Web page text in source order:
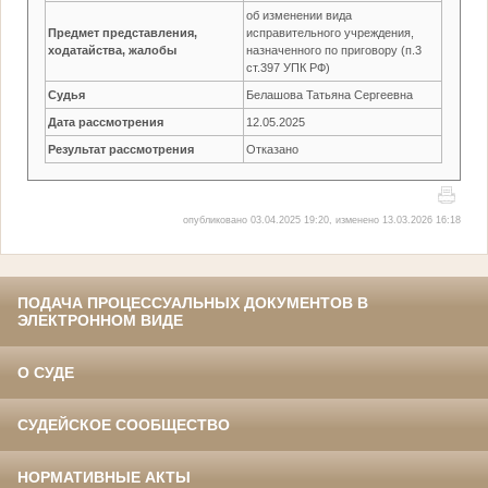
Предмет представления,
ходатайства, жалобы
об изменении вида
исправительного учреждения,
назначенного по приговору (п.3
ст.397 УПК РФ)
Судья Белашова Татьяна Сергеевна
Дата рассмотрения 12.05.2025
Результат рассмотрения Отказано
опубликовано 03.04.2025 19:20, изменено 13.03.2026 16:18
ПОДАЧА ПРОЦЕССУАЛЬНЫХ ДОКУМЕНТОВ В
ЭЛЕКТРОННОМ ВИДЕ
О СУДЕ
СУДЕЙСКОЕ СООБЩЕСТВО
НОРМАТИВНЫЕ АКТЫ